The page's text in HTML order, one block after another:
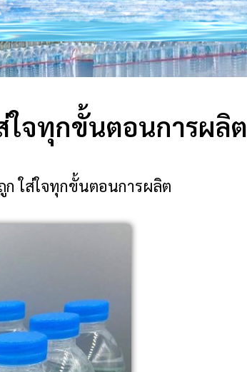
ใจทุกขั้นตอนการผลิต
ใส่ใจทุกขั้นตอนการผลิต